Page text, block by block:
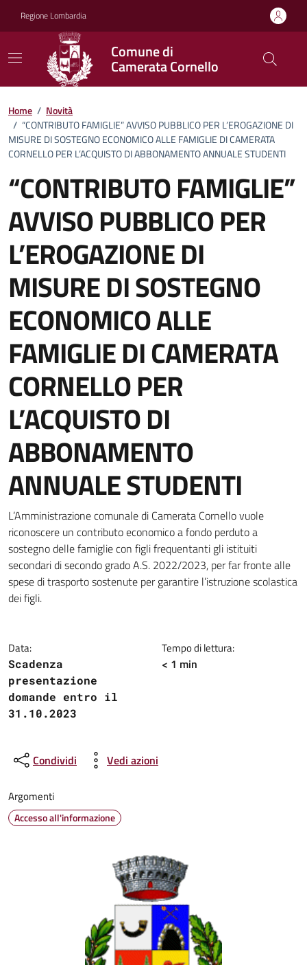
Regione Lombardia
Comune di
Camerata Cornello
Home / Novità
/ “CONTRIBUTO FAMIGLIE” AVVISO PUBBLICO PER L’EROGAZIONE DI
MISURE DI SOSTEGNO ECONOMICO ALLE FAMIGLIE DI CAMERATA
CORNELLO PER L’ACQUISTO DI ABBONAMENTO ANNUALE STUDENTI
“CONTRIBUTO FAMIGLIE”
AVVISO PUBBLICO PER
L’EROGAZIONE DI
MISURE DI SOSTEGNO
ECONOMICO ALLE
FAMIGLIE DI CAMERATA
CORNELLO PER
L’ACQUISTO DI
ABBONAMENTO
ANNUALE STUDENTI
Dettagli della notizia
L’Amministrazione comunale di Camerata Cornello vuole
riconoscere un contributo economico a fondo perduto a
sostegno delle famiglie con figli frequentanti gli istituiti
secondari di secondo grado A.S. 2022/2023, per far fronte alle
spese di trasporto sostenute per garantire l’istruzione scolastica
dei figli.
Data:
Scadenza
presentazione
domande entro il
31.10.2023
Tempo di lettura:
< 1 min
Condividi Vedi azioni
Argomenti
Accesso all'informazione